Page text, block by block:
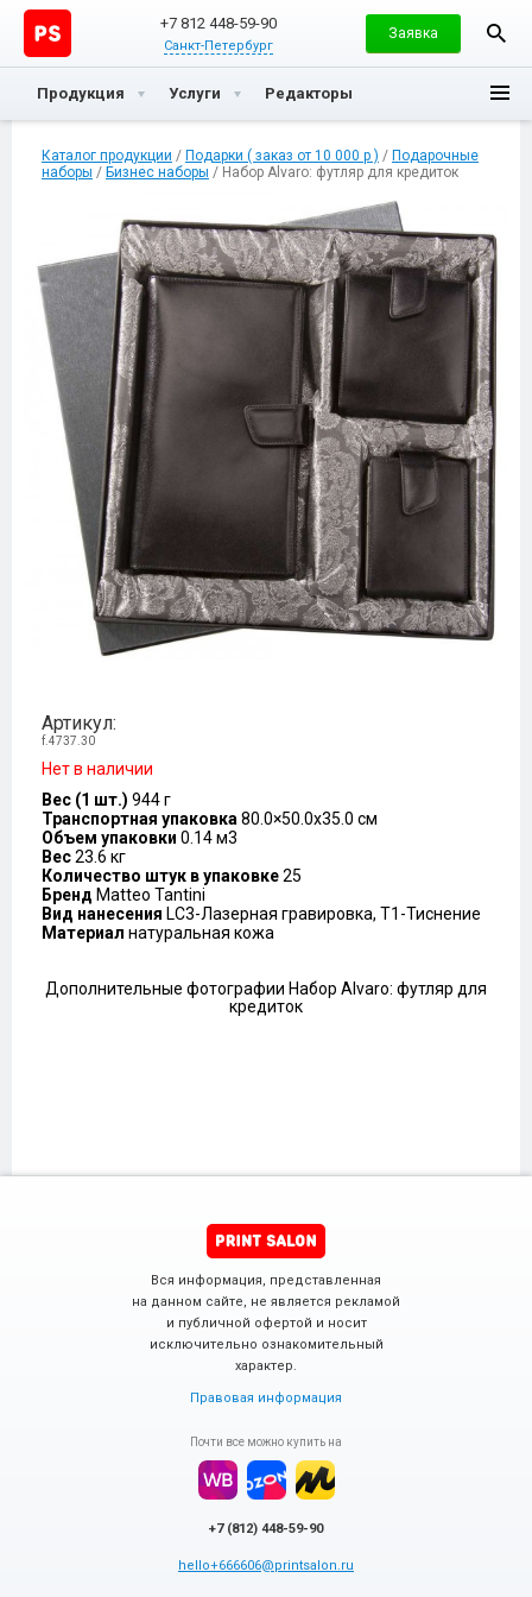
+7 812 448-59-90
Санкт-Петербург
Заявка
Продукция Услуги Редакторы
Каталог продукции / Подарки ( заказ от 10 000 р ) / Подарочные
наборы / Бизнес наборы / Набор Alvaro: футляр для кредиток
Артикул:
f.4737.30
Нет в наличии
Вес (1 шт.) 944 г
Транспортная упаковка 80.0×50.0x35.0 см
Объем упаковки 0.14 м3
Вес23.6 кг
Количество штук в упаковке25
Бренд Matteo Tantini
Вид нанесения LC3-Лазерная гравировка, T1-Тиснение
Материал натуральная кожа
Дополнительные фотографии Набор Alvaro: футляр для
кредиток
Вся информация, представленная
на данном сайте, не является рекламой
и публичной офертой и носит
исключительно ознакомительный
характер.
Правовая информация
Почти все можно купить на
+7 (812) 448-59-90
hello+666606@printsalon.ru